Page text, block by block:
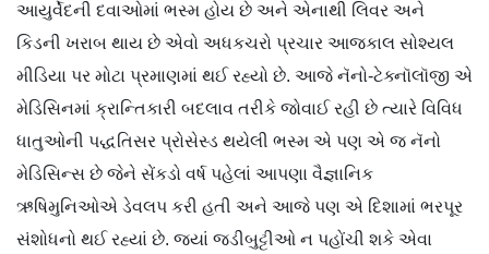
આયુર્વેદની દવાઓમાં ભસ્મ હોય છે અને એનાથી લિવર અને
કિડની ખરાબ થાય છે એવો અધકચરો પ્રચાર આજકાલ સોશ્યલ
મીડિયા પર મોટા પ્રમાણમાં થઈ રહ્યો છે. આજે નૅનો-ટેક્નૉલૉજી એ
મેડિસિનમાં ક્રાન્તિકારી બદલાવ તરીકે જોવાઈ રહી છે ત્યારે વિવિધ
ધાતુઓની પદ્ધતિસર પ્રોસેસ્ડ થયેલી ભસ્મ એ પણ એ જ નૅનો
મેડિસિન્સ છે જેને સેંકડો વર્ષ પહેલાં આપણા વૈજ્ઞાનિક
ઋષિમુનિઓએ ડેવલપ કરી હતી અને આજે પણ એ દિશામાં ભરપૂર
સંશોધનો થઈ રહ્યાં છે. જ્યાં જડીબુટ્ટીઓ ન પહોંચી શકે એવા